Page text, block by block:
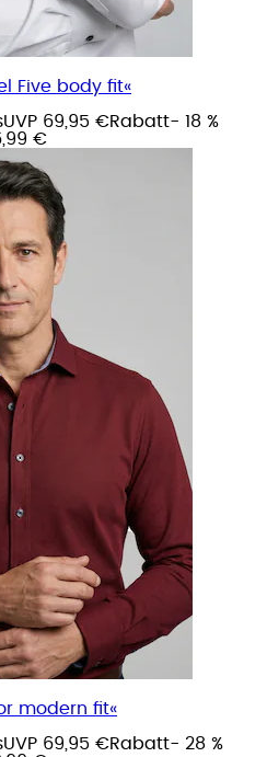
Five body fit«
UVP 69,95 €Rabatt- 18 %
€
modern fit«
UVP 69,95 €Rabatt- 28 %